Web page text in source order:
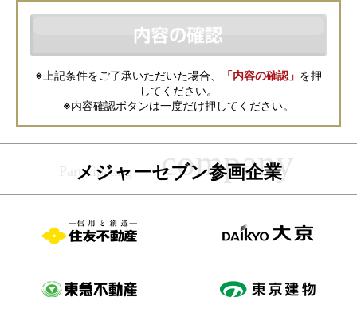
本フォームからお客様が記入・登録された個人情報は、ダイレクトメール
などの資料送付・電子メールの送信・電話連絡などの目的で資料請求先不
動産会社が利用・保管します。資料請求先不動産会社が保管する個人情報
の取扱いについては、各不動産会社に直接お問合せください。
また、上記とは別にメジャーセブンでは本サービスを円滑に運用するため
に、お客様の個人情報をサービスご利用の控えとして一定期間保管いたし
ます。 ご記入の内容が不明瞭で資料をお送りできない場合、その他当社が
本サービスを円滑に運用するために必要な範囲において、直接メジャーセ
ブンから確認のご連絡をさせていただくことがありますので、あらかじめ
ご了承ください。
メジャーセブンの個人情報の取扱い方針についてはこちらをご覧くださ
※上記条件をご了承いただいた場合、 「内容の確認」 を押
してください。
※内容確認ボタンは一度だけ押してください。
メジャーセブン参画企業